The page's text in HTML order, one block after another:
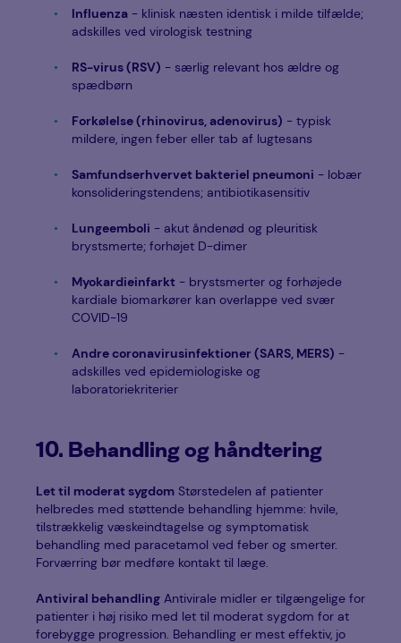
Influenza - klinisk næsten identisk i milde tilfælde;
adskilles ved virologisk testning
RS-virus (RSV) - særlig relevant hos ældre og
spædbørn
Forkølelse (rhinovirus, adenovirus) - typisk
mildere, ingen feber eller tab af lugtesans
Samfundserhvervet bakteriel pneumoni - lobær
konsolideringstendens; antibiotikasensitiv
Lungeemboli - akut åndenød og pleuritisk
brystsmerte; forhøjet D-dimer
Myokardieinfarkt - brystsmerter og forhøjede
kardiale biomarkører kan overlappe ved svær
COVID-19
Andre coronavirusinfektioner (SARS, MERS) -
adskilles ved epidemiologiske og
laboratoriekriterier
10. Behandling og håndtering
Let til moderat sygdom Størstedelen af patienter
helbredes med støttende behandling hjemme: hvile,
tilstrækkelig væskeindtagelse og symptomatisk
behandling med paracetamol ved feber og smerter.
Forværring bør medføre kontakt til læge.
Antiviral behandling Antivirale midler er tilgængelige for
patienter i høj risiko med let til moderat sygdom for at
forebygge progression. Behandling er mest effektiv, jo